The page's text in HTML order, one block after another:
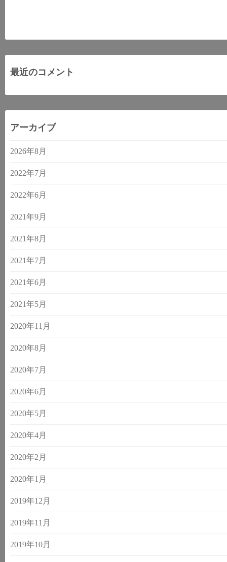
最近のコメント
アーカイブ
2026年8月
2022年7月
2022年6月
2021年9月
2021年8月
2021年7月
2021年6月
2021年5月
2020年11月
2020年8月
2020年7月
2020年6月
2020年5月
2020年4月
2020年2月
2020年1月
2019年12月
2019年11月
2019年10月